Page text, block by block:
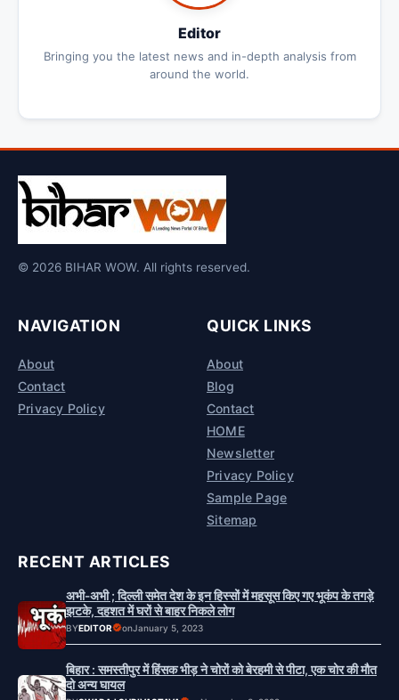
Editor
Bringing you the latest news and in-depth analysis from
around the world.
© 2026 BIHAR WOW. All rights reserved.
NAVIGATION
About
Contact
Privacy Policy
QUICK LINKS
About
Blog
Contact
HOME
Newsletter
Privacy Policy
Sample Page
Sitemap
RECENT ARTICLES
अभी-अभी ; दिल्ली समेत देश के इन हिस्सों में महसूस किए गए भूकंप के तगड़े
झटके, दहशत में घरों से बाहर निकले लोग
BYEDITOR onJanuary 5, 2023
बिहार : समस्तीपुर में हिंसक भीड़ ने चोरों को बेरहमी से पीटा, एक चोर की मौत
दो अन्य घायल